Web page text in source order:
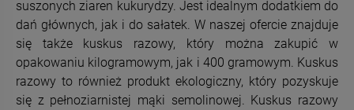
suszonych ziaren kukurydzy. Jest idealnym dodatkiem do
dań głównych, jak i do sałatek. W naszej ofercie znajduje
się także kuskus razowy, który można zakupić w
opakowaniu kilogramowym, jak i 400 gramowym. Kuskus
razowy to również produkt ekologiczny, który pozyskuje
się z pełnoziarnistej mąki semolinowej. Kuskus razowy